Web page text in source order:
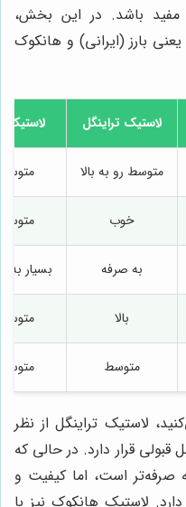
مفید باشد. در این بخش،
یعنی بارز (ایرانی) و هانکوک
لاستیک تراینگل لاستیک
متوسط رو به بالا
خوب
به صرفه بسیار به
بالا
متوسط
لاستیک تراینگل از نظر
قرار دارد. در حالی که
صرفه‌تر است، اما کیفیت و
لاستیک هانکوک نیز با